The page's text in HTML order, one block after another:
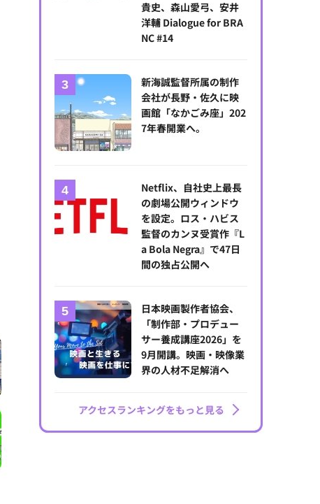
小笠原宗紀氏
貴史、森山愛弓、安井
洋輔 Dialogue for BRA
NC #14
新海誠監督所属の制作
会社が長野・佐久に映
画館「なかごみ座」202
7年春開業へ。
Netflix、自社史上最長
の劇場公開ウィンドウ
を設定。ロス・ハビス
監督のカンヌ受賞作『L
a Bola Negra』で47日
間の独占公開へ
日本映画製作者協会、
「制作部・プロデュー
サー養成講座2026」を
9月開講。映画・映像業
界の人材不足解消へ
アクセスランキングをもっと見る